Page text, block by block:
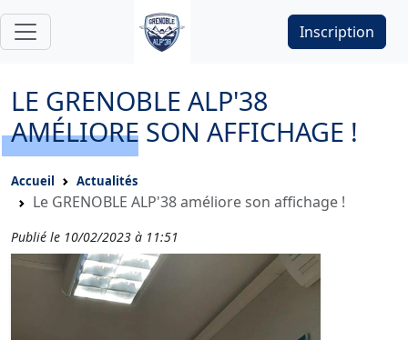
Inscription
LE GRENOBLE ALP'38
AMÉLIORE SON AFFICHAGE !
Accueil Actualités
Le GRENOBLE ALP'38 améliore son affichage !
Publié le 10/02/2023 à 11:51